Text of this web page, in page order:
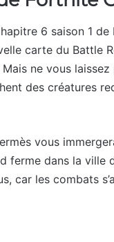
6 saison 1
carte du Battle
ne vous
des créatures
vous
ferme dans la ville
car les combats